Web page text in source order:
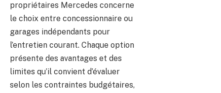
propriétaires Mercedes concerne
le choix entre concessionnaire ou
garages indépendants pour
l’entretien courant. Chaque option
présente des avantages et des
limites qu’il convient d’évaluer
selon les contraintes budgétaires,